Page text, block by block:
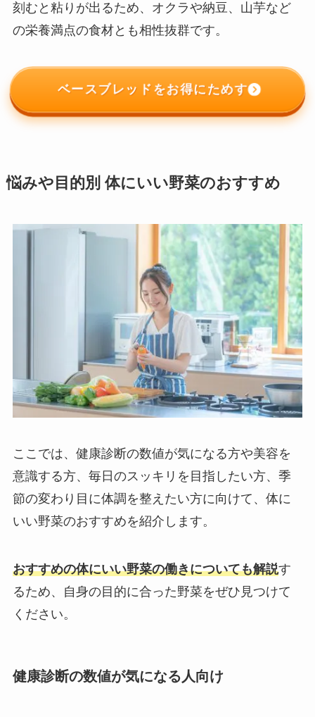
刻むと粘りが出るため、オクラや納豆、山芋など
の栄養満点の食材とも相性抜群です。
ベースブレッドをお得にためす
悩みや目的別 体にいい野菜のおすすめ
ここでは、健康診断の数値が気になる方や美容を
意識する方、毎日のスッキリを目指したい方、季
節の変わり目に体調を整えたい方に向けて、体に
いい野菜のおすすめを紹介します。
おすすめの体にいい野菜の働きについても解説す
るため、自身の目的に合った野菜をぜひ見つけて
ください。
健康診断の数値が気になる人向け